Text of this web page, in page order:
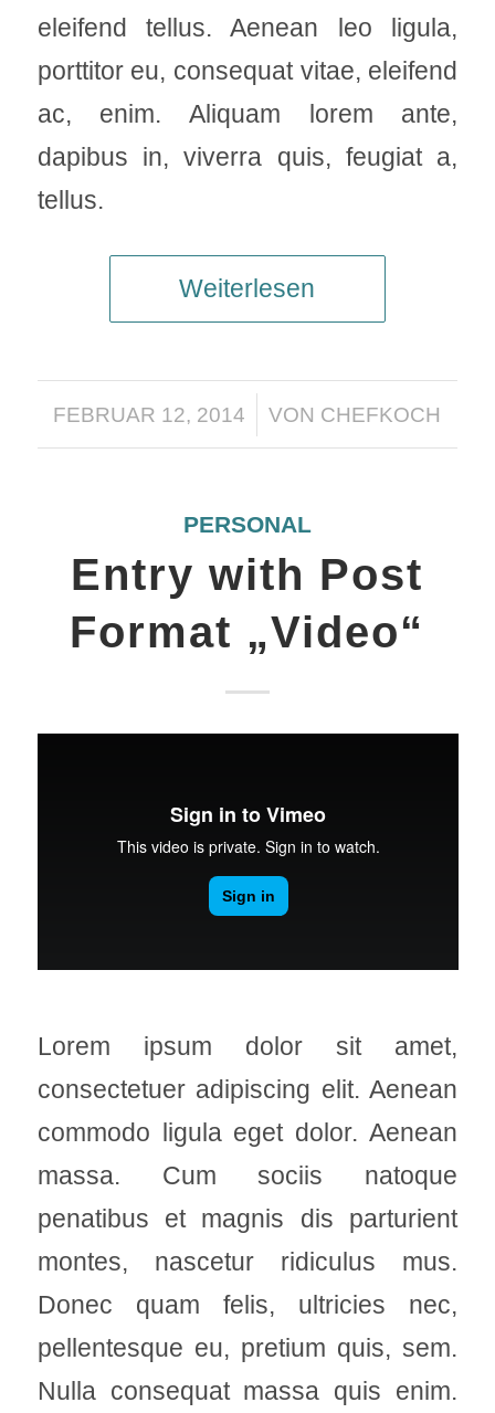
eleifend tellus. Aenean leo ligula,
porttitor eu, consequat vitae, eleifend
ac, enim. Aliquam lorem ante,
dapibus in, viverra quis, feugiat a,
tellus.
Weiterlesen
FEBRUAR 12, 2014
/ VON CHEFKOCH
PERSONAL
Entry with Post
Format „Video“
Lorem ipsum dolor sit amet,
consectetuer adipiscing elit. Aenean
commodo ligula eget dolor. Aenean
massa. Cum sociis natoque
penatibus et magnis dis parturient
montes, nascetur ridiculus mus.
Donec quam felis, ultricies nec,
pellentesque eu, pretium quis, sem.
Nulla consequat massa quis enim.